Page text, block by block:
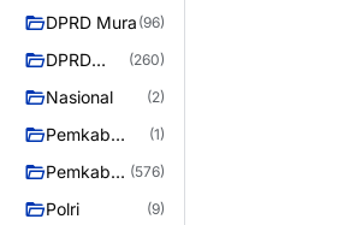
Raya
DPRD Mura (96)
DPRD
RAYA
(260)
Nasional (2)
Pemkab
Barito Utara
(1)
Pemkab
(576)
Polri (9)